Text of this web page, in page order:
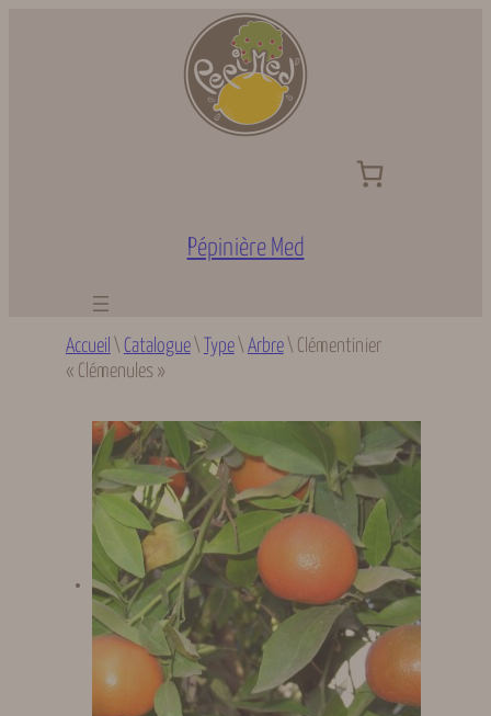
Pépinière Med
Accueil \ Catalogue\ Type\ Arbre\ Clémentinier
« Clémenules »